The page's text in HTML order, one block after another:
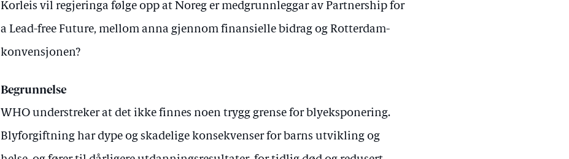
Korleis vil regjeringa følge opp at Noreg er medgrunnleggar av Partnership for
a Lead-free Future, mellom anna gjennom finansielle bidrag og Rotterdam-
konvensjonen?
Begrunnelse
WHO understreker at det ikke finnes noen trygg grense for blyeksponering.
Blyforgiftning har dype og skadelige konsekvenser for barns utvikling og